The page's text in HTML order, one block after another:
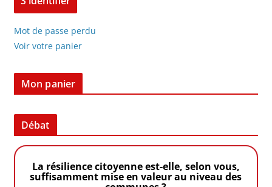
Mot de passe perdu
Voir votre panier
Mon panier
Débat
La résilience citoyenne est-elle, selon vous,
suffisamment mise en valeur au niveau des